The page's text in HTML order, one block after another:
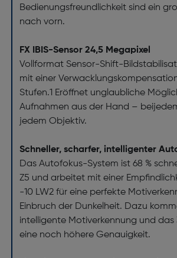
Bedienungsfreundlichkeit sind ein
nach vorn.
FX IBIS-Sensor 24,5 Megapixel
Vollformat Sensor-Shift-
mit einer
Stufen.1 Eröffnet unglaubliche
Aufnahmen aus der Hand –
jedem Objektiv.
Schneller, scharfer, intelligenter
Das Autofokus-System ist 68 %
Z5 und arbeitet mit einer
-10 LW2 für eine perfekte
Einbruch der Dunkelheit. Dazu
intelligente Motiverkennung und das
eine noch höhere Genauigkeit.